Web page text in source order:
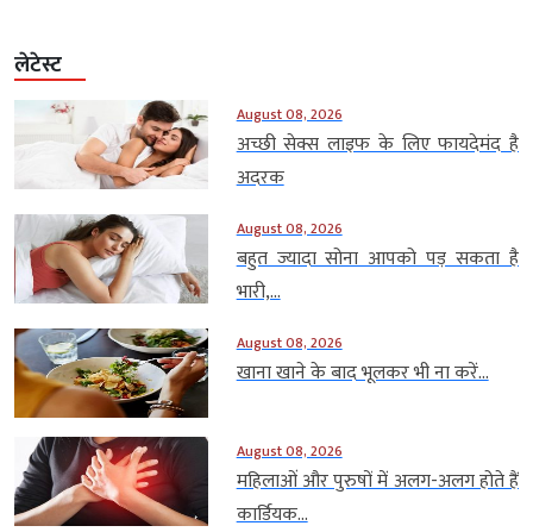
लेटेस्ट
August 08, 2026
अच्छी सेक्स लाइफ के लिए फायदेमंद है
अदरक
August 08, 2026
बहुत ज्यादा सोना आपको पड़ सकता है
भारी,...
August 08, 2026
खाना खाने के बाद भूलकर भी ना करें...
August 08, 2026
महिलाओं और पुरुषों में अलग-अलग होते हैं
कार्डियक...